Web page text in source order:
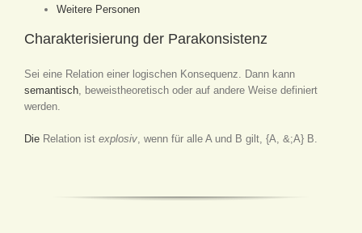
Weitere Personen
Charakterisierung der Parakonsistenz
Sei eine Relation einer logischen Konsequenz. Dann kann
semantisch , beweistheoretisch oder auf andere Weise definiert
werden.
Die Relation ist explosiv , wenn für alle A und B gilt, {A, &;A} B.